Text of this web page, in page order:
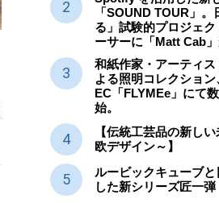
「SOUND TOUR」
る」試験的プロジェ
ーサーに「Matt Cab」
和紙作家・アーティ
よる照明コレクション
EC「FLYMEe」にて
始。
【伝統工芸品の新し
欧デザイン～】
ルービックキューブ
した新シリーズ匠一弾